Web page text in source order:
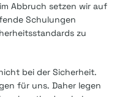
Abbruch setzen wir auf
Schulungen
zu
bei der Sicherheit.
für uns. Daher legen